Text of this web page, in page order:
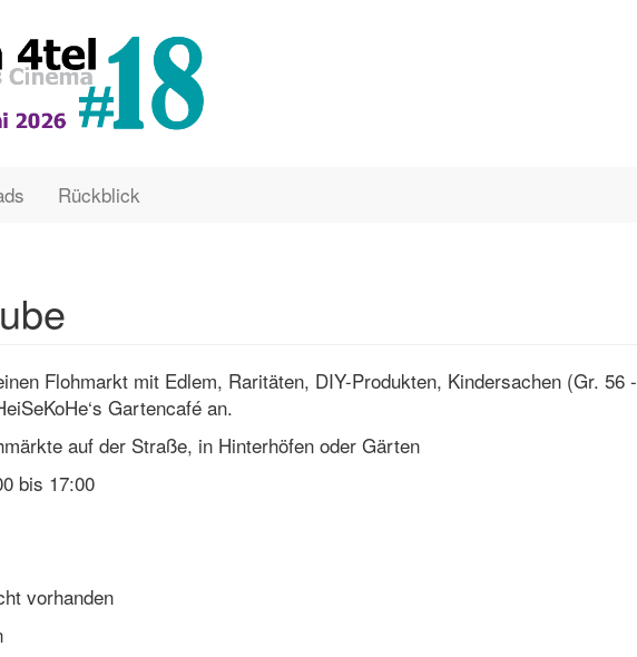
Rückblick
Flohmarkt mit Edlem, Raritäten, DIY-Produkten, Kindersachen (Gr. 56 -
Gartencafé an.
auf der Straße, in Hinterhöfen oder Gärten
bis 17:00
vorhanden